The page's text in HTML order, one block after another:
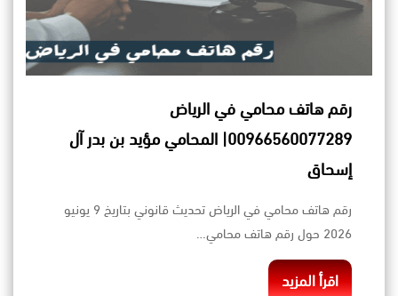
رقم هاتف محامي في الرياض
00966560077289| المحامي مؤيد بن بدر آل
إسحاق
رقم هاتف محامي في الرياض تحديث قانوني بتاريخ 9 يونيو
2026 حول رقم هاتف محامي…
اقرأ المزيد